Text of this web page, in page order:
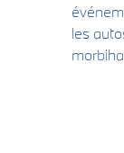
les